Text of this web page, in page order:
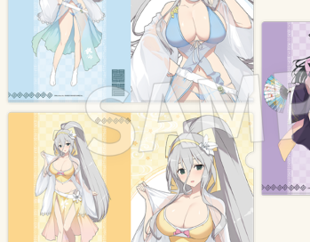
セリフ缶バッジ
閃乱カグラ
アクリルコレクション
制服風 水着 ver.
立体マウスパッド
POP UP SHOP 2024
怪獣8号
墨絵 ver.
超探偵事件簿 レインコード
恋する（おとめ）の作り方
キャラリズム
進撃の巨人
魔法少女にあこがれて
ウィッチウォッチ